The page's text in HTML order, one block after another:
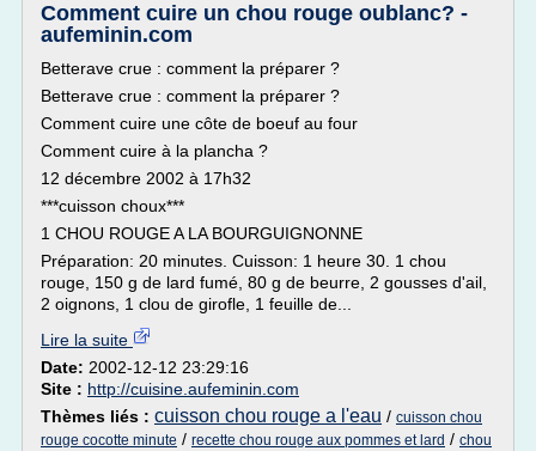
Comment cuire un chou rouge oublanc? -
aufeminin.com
Betterave crue : comment la préparer ?
Betterave crue : comment la préparer ?
Comment cuire une côte de boeuf au four
Comment cuire à la plancha ?
12 décembre 2002 à 17h32
***cuisson choux***
1 CHOU ROUGE A LA BOURGUIGNONNE
Préparation: 20 minutes. Cuisson: 1 heure 30. 1 chou
rouge, 150 g de lard fumé, 80 g de beurre, 2 gousses d'ail,
2 oignons, 1 clou de girofle, 1 feuille de...
Lire la suite
Date: 2002-12-12 23:29:16
Site : http://cuisine.aufeminin.com
Thèmes liés : cuisson chou rouge a l'eau / cuisson chou
rouge cocotte minute / recette chou rouge aux pommes et lard / chou